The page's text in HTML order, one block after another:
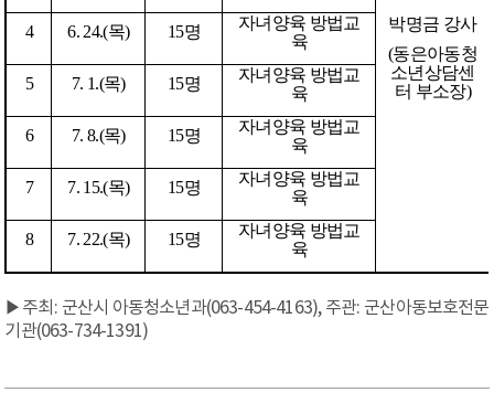
박명금 강사
(동은아동청
소년상담센
터 부소장)
4 6. 24.(목) 15명
자녀양육 방법교
육
5 7. 1.(목) 15명
자녀양육 방법교
육
6 7. 8.(목) 15명
자녀양육 방법교
육
7 7. 15.(목) 15명
자녀양육 방법교
육
8 7. 22.(목) 15명
자녀양육 방법교
육
▶주최: 군산시 아동청소년과(063-454-4163), 주관: 군산아동보호전문
기관(063-734-1391)